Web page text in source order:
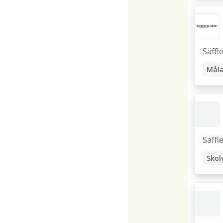
Säffle
Säffle